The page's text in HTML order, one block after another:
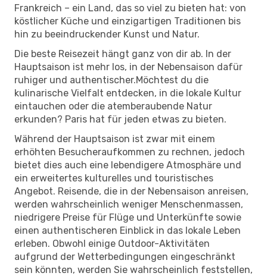
Frankreich – ein Land, das so viel zu bieten hat: von
köstlicher Küche und einzigartigen Traditionen bis
hin zu beeindruckender Kunst und Natur.
Die beste Reisezeit hängt ganz von dir ab. In der
Hauptsaison ist mehr los, in der Nebensaison dafür
ruhiger und authentischer.Möchtest du die
kulinarische Vielfalt entdecken, in die lokale Kultur
eintauchen oder die atemberaubende Natur
erkunden? Paris hat für jeden etwas zu bieten.
Während der Hauptsaison ist zwar mit einem
erhöhten Besucheraufkommen zu rechnen, jedoch
bietet dies auch eine lebendigere Atmosphäre und
ein erweitertes kulturelles und touristisches
Angebot. Reisende, die in der Nebensaison anreisen,
werden wahrscheinlich weniger Menschenmassen,
niedrigere Preise für Flüge und Unterkünfte sowie
einen authentischeren Einblick in das lokale Leben
erleben. Obwohl einige Outdoor-Aktivitäten
aufgrund der Wetterbedingungen eingeschränkt
sein könnten, werden Sie wahrscheinlich feststellen,